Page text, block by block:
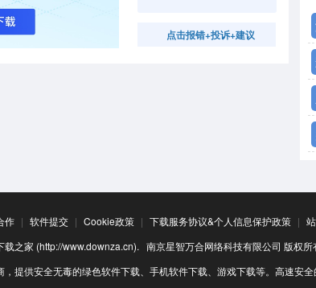
点击报错+投诉+建议
作 | 软件提交 | Cookie政策 | 下载服务协议&个人信息保护政策 |
之家 (http://www.downza.cn). 南京星智万合网络科技有限公司 版权所
提供安全无毒的绿色软件下载、手机软件下载、游戏下载等。高速安全